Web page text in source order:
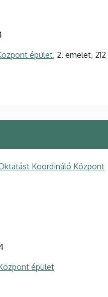
épület, 2. emelet, 212
Koordináló Központ
épület